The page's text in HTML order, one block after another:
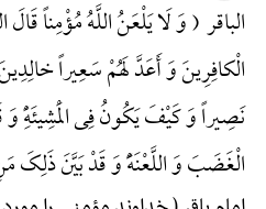
الباقر ( وَ لَا یَلْعَنُ اللَّهُ مُؤْمِناً
الْکافِرِینَ وَ أَعَدَّ لَهُمْ سَعِیراً
نَصِیراً وَ کَیْفَ یَکُونُ فِی الْمَشِیئَهًِْ
الْغَضَبَ وَ اللَّعْنَهًَْ وَ قَدْ بَیَّنَ ذَلِکَ